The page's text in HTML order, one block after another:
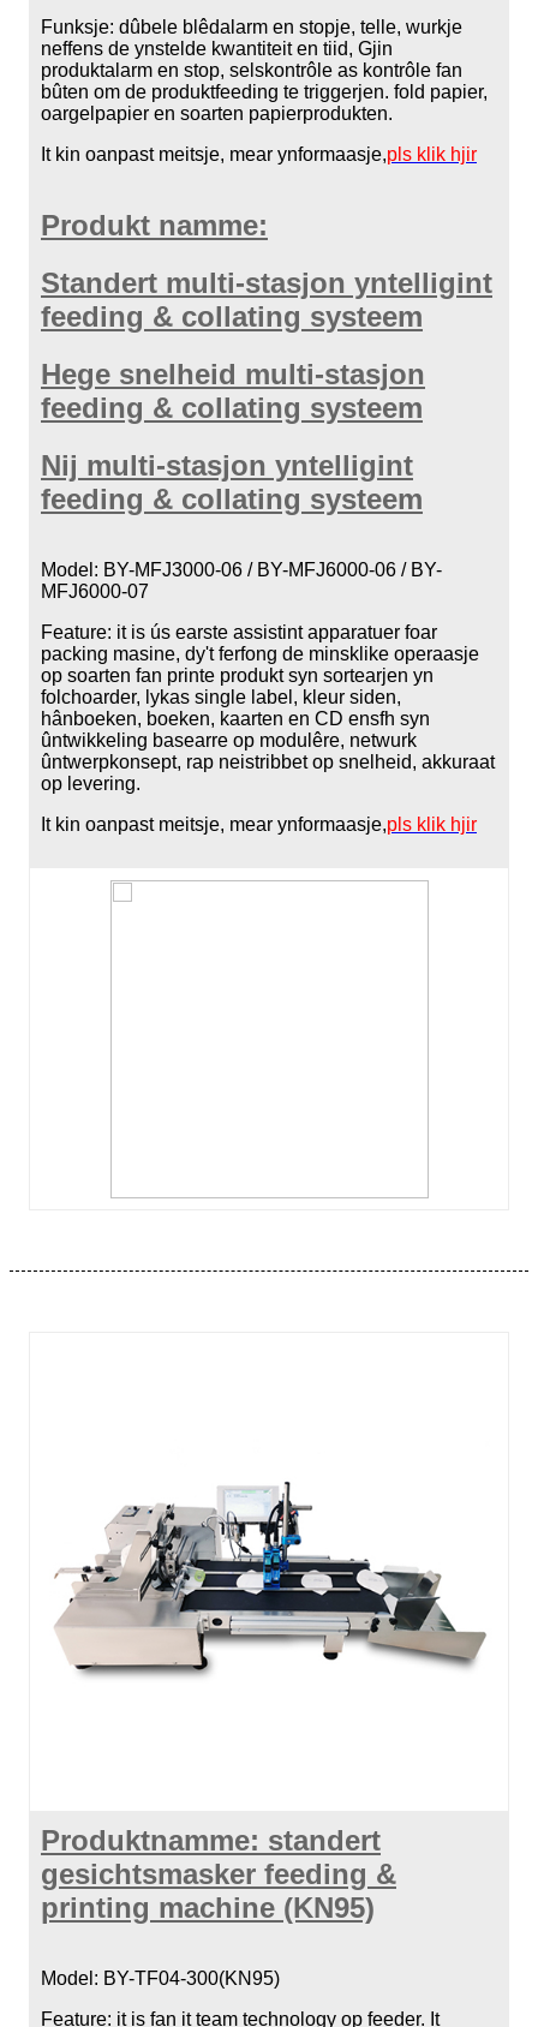
Funksje: dûbele blêdalarm en stopje, telle, wurkje
neffens de ynstelde kwantiteit en tiid, Gjin
produktalarm en stop, selskontrôle as kontrôle fan
bûten om de produktfeeding te triggerjen. fold papier,
oargelpapier en soarten papierprodukten.
It kin oanpast meitsje, mear ynformaasje,pls klik hjir
Produkt namme:
Standert multi-stasjon yntelligint
feeding & collating systeem
Hege snelheid multi-stasjon
feeding & collating systeem
Nij multi-stasjon yntelligint
feeding & collating systeem
Model: BY-MFJ3000-06 / BY-MFJ6000-06 / BY-
MFJ6000-07
Feature: it is ús earste assistint apparatuer foar
packing masine, dy't ferfong de minsklike operaasje
op soarten fan printe produkt syn sortearjen yn
folchoarder, lykas single label, kleur siden,
hânboeken, boeken, kaarten en CD ensfh syn
ûntwikkeling basearre op modulêre, netwurk
ûntwerpkonsept, rap neistribbet op snelheid, akkuraat
op levering.
It kin oanpast meitsje, mear ynformaasje,pls klik hjir
Produktnamme: standert
gesichtsmasker feeding &
printing machine (KN95)
Model: BY-TF04-300(KN95)
Feature: it is fan it team technology op feeder. It